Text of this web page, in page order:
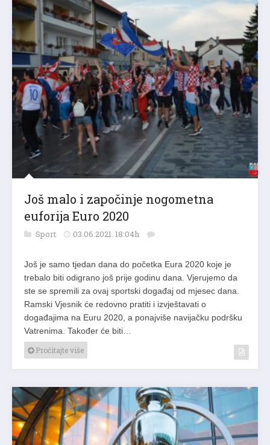
Još malo i započinje nogometna
euforija Euro 2020
Sport 03.06.2021. 18:04h
Još je samo tjedan dana do početka Eura 2020 koje je
trebalo biti odigrano još prije godinu dana. Vjerujemo da
ste se spremili za ovaj sportski događaj od mjesec dana.
Ramski Vjesnik će redovno pratiti i izvještavati o
događajima na Euru 2020, a ponajviše navijačku podršku
Vatrenima. Također će biti…
Pročitajte više